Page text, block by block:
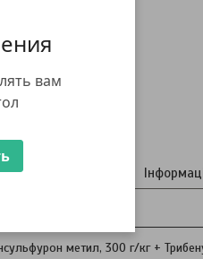
вам
метил, 300 г/кг +